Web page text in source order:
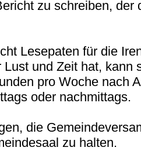
zu schreiben, der
Lesepaten für die
und Zeit hat, kann
pro Woche nach
oder nachmittags.
die
zu halten.